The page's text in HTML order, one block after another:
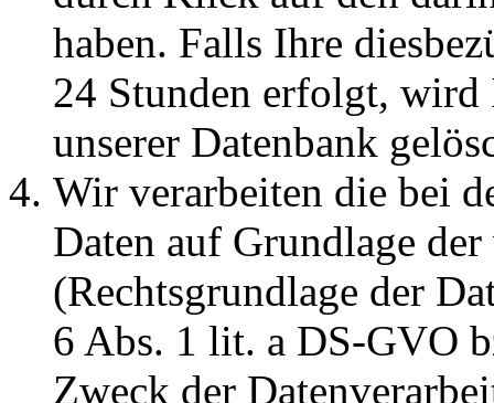
haben. Falls Ihre
24 Stunden erfolgt, wird
unserer Datenbank
Wir verarbeiten die bei
Daten auf Grundlage
(Rechtsgrundlage der
6 Abs. 1 lit. a DS-GVO
Zweck der